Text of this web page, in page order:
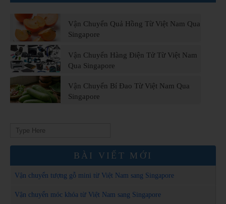
Vận Chuyển Quả Hồng Từ Việt Nam Qua
Singapore
Vận Chuyển Hàng Điện Tử Từ Việt Nam
Qua Singapore
Vận Chuyển Bí Đao Từ Việt Nam Qua
Singapore
Search
BÀI VIẾT MỚI
Vận chuyển tượng gỗ mini từ Việt Nam sang Singapore
Vận chuyển móc khóa từ Việt Nam sang Singapore